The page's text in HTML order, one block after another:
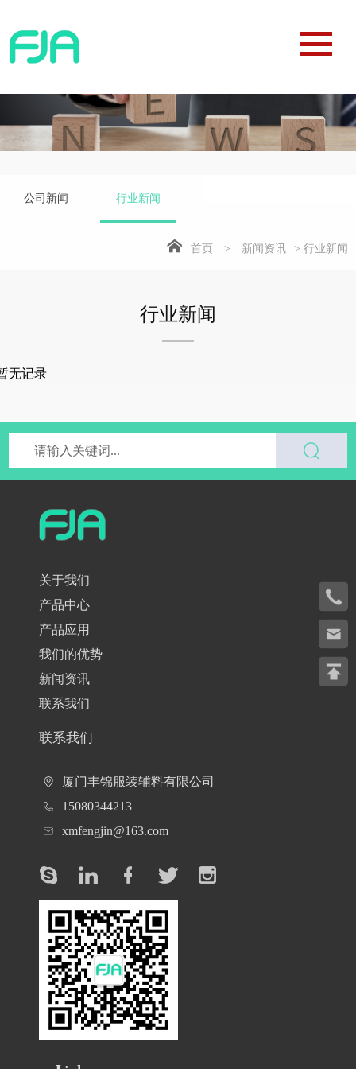
公司新闻 行业新闻
首页 > 新闻资讯 > 行业新闻
行业新闻
无记录
关于我们
产品中心
产品应用
我们的优势
新闻资讯
联系我们
联系我们
厦门丰锦服装辅料有限公司
15080344213
xmfengjin@163.com